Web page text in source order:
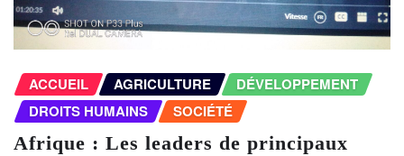
ACCUEIL AGRICULTURE
DÉVELOPPEMENT
DROITS HUMAINS
SOCIÉTÉ
Afrique : Les leaders de principaux